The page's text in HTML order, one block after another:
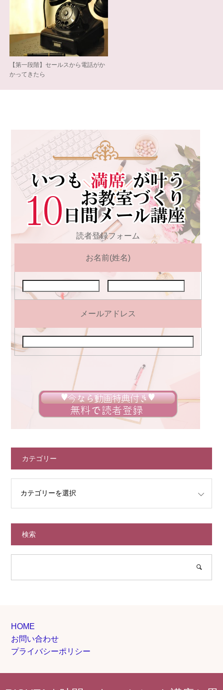
【第一段階】セールスから電話がか
かってきたら
読者登録フォーム
お名前(姓名)
メールアドレス
カテゴリー
検索
HOME
お問い合わせ
プライバシーポリシー